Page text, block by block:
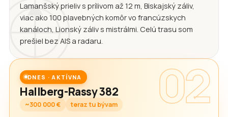
Lamanšský prieliv s prílivom až 12 m, Biskajský záliv,
viac ako 100 plavebných komôr vo francúzskych
kanáloch, Lionský záliv s mistrálmi. Celú trasu som
prešiel bez AIS a radaru.
02
DNES · AKTÍVNA
Hallberg-Rassy 382
~300 000 € teraz tu bývam